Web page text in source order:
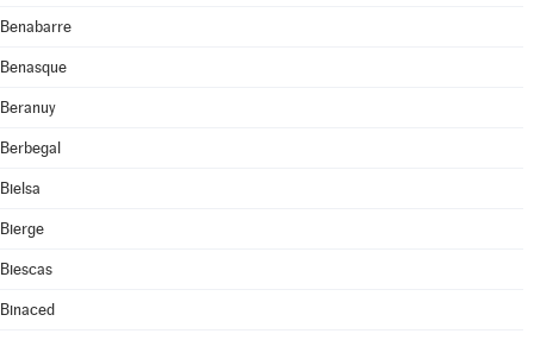
Benabarre
Benasque
Beranuy
Berbegal
Bielsa
Bierge
Biescas
Binaced